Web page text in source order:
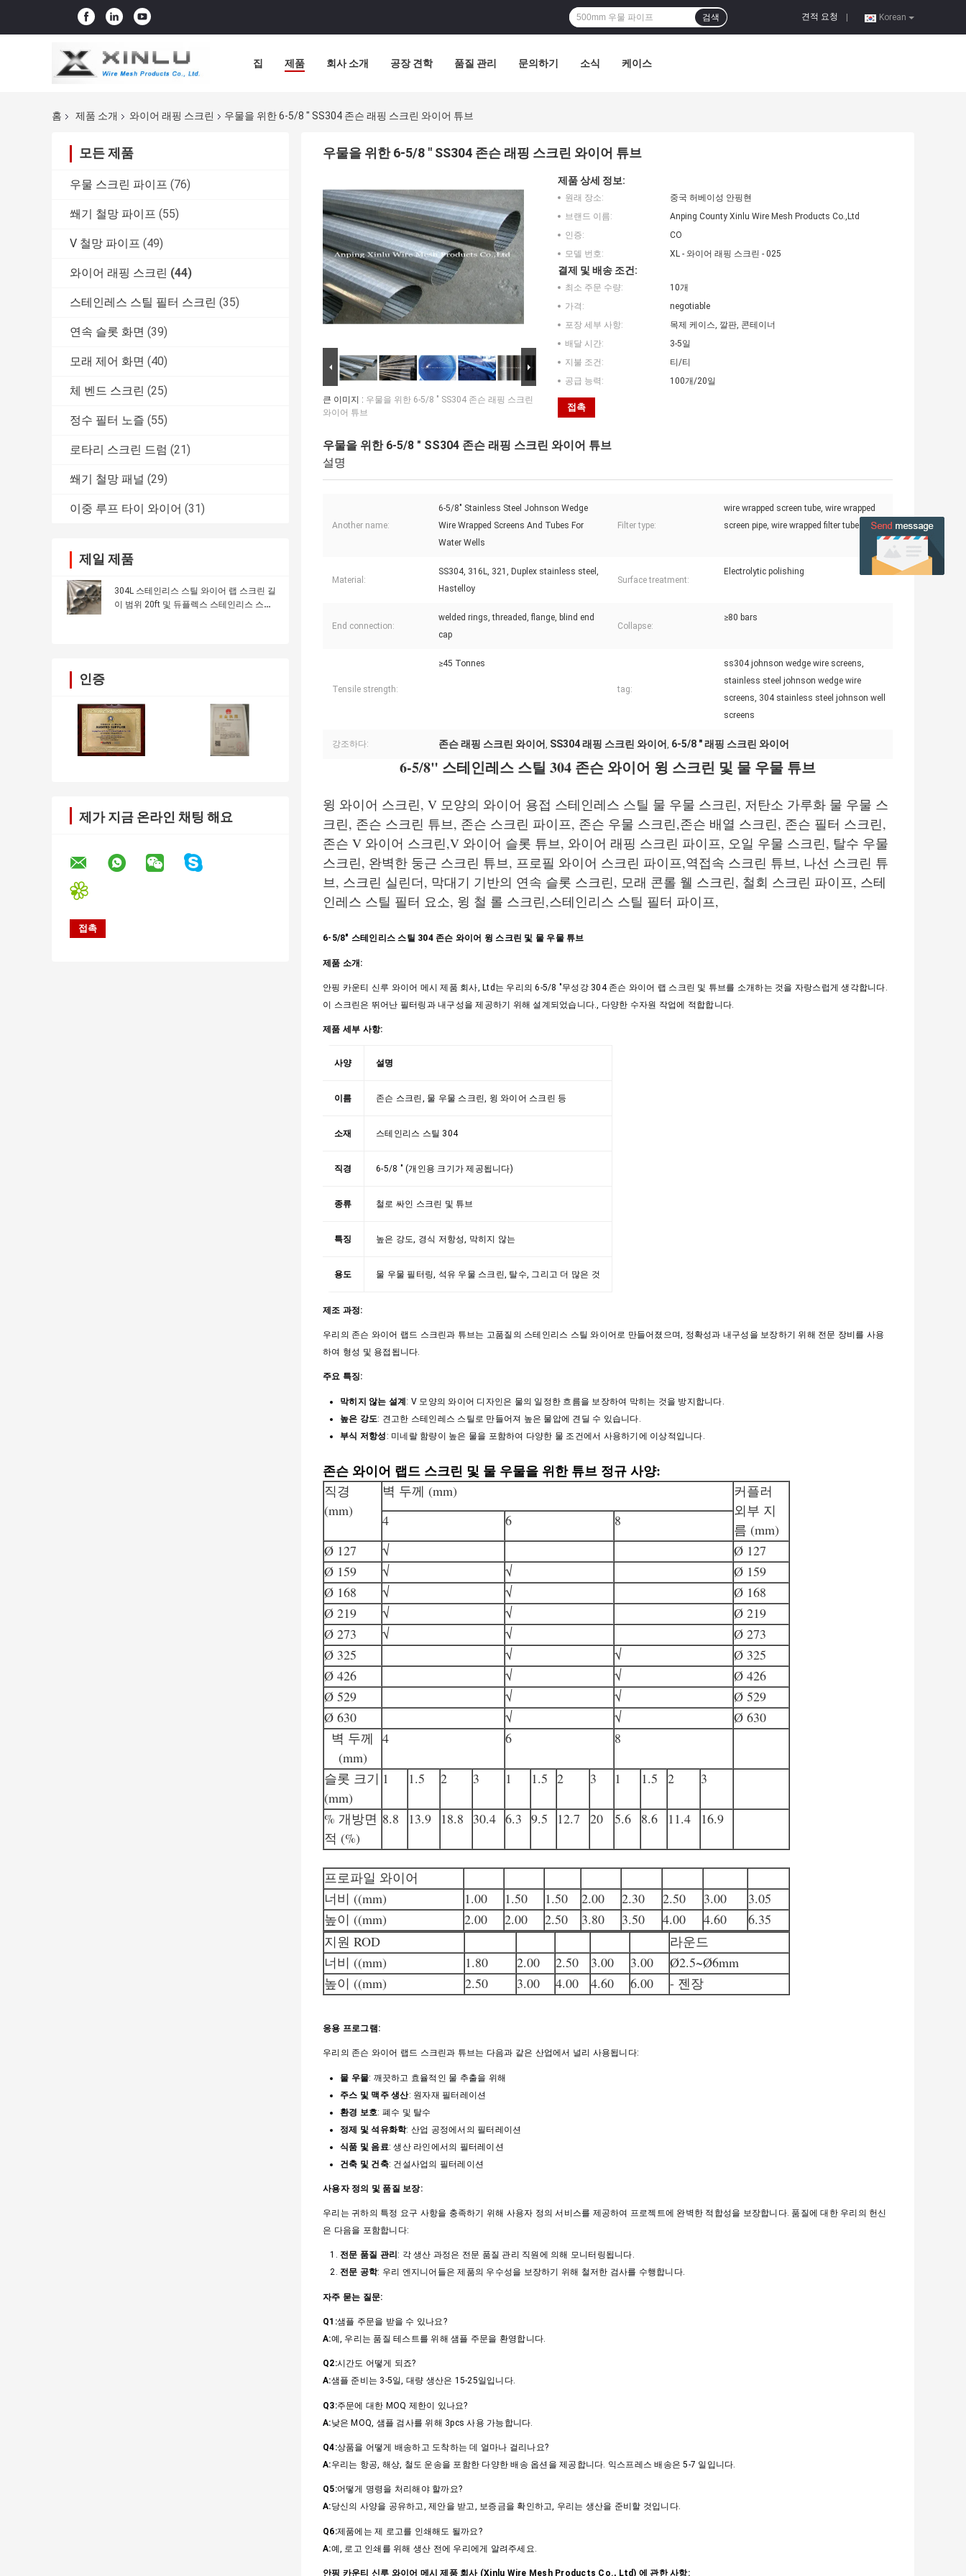
Korean
견적 요청
검색
집 제품 회사 소개 공장 견학 품질 관리 문의하기 소식 케이스
홈 제품 소개 와이어 래핑 스크린 우물을 위한 6-5/8 " SS304 존슨 래핑 스크린 와이어 튜브
모든 제품
우물 스크린 파이프 (76)
쐐기 철망 파이프 (55)
V 철망 파이프 (49)
와이어 래핑 스크린 (44)
스테인레스 스틸 필터 스크린 (35)
연속 슬롯 화면 (39)
모래 제어 화면 (40)
체 벤드 스크린 (25)
정수 필터 노즐 (55)
로타리 스크린 드럼 (21)
쐐기 철망 패널 (29)
이중 루프 타이 와이어 (31)
제일 제품
304L 스테인리스 스틸 와이어 랩 스크린 길
이 범위 20ft 및 듀플렉스 스테인리스 스틸
인증
제가 지금 온라인 채팅 해요
우물을 위한 6-5/8 " SS304 존슨 래핑 스크린 와이어 튜브
큰 이미지 : 우물을 위한 6-5/8 " SS304 존슨 래핑 스크린
와이어 튜브
제품 상세 정보:
원래 장소:
중국 허베이성 안핑현
브랜드 이름:
Anping County Xinlu Wire Mesh Products Co.,Ltd
인증:
CO
모델 번호:
XL - 와이어 래핑 스크린 - 025
결제 및 배송 조건:
최소 주문 수량:
10개
가격:
negotiable
포장 세부 사항:
목제 케이스, 깔판, 콘테이너
배달 시간:
3-5일
지불 조건:
티/티
공급 능력:
100개/20일
접촉
우물을 위한 6-5/8 " SS304 존슨 래핑 스크린 와이어 튜브
설명
Another name:
6-5/8" Stainless Steel Johnson Wedge
Wire Wrapped Screens And Tubes For
Water Wells
Filter type:
wire wrapped screen tube, wire wrapped
screen pipe, wire wrapped filter tube
Material:
SS304, 316L, 321, Duplex stainless steel,
Hastelloy
Surface treatment:
Electrolytic polishing
End connection:
welded rings, threaded, flange, blind end
cap
Collapse:
≥80 bars
Tensile strength:
≥45 Tonnes
tag:
ss304 johnson wedge wire screens,
stainless steel johnson wedge wire
screens, 304 stainless steel johnson well
screens
강조하다: 존슨 래핑 스크린 와이어 , SS304 래핑 스크린 와이어 , 6-5/8 " 래핑 스크린 와이어
6-5/8" 스테인레스 스틸 304 존슨 와이어 윙 스크린 및 물 우물 튜브
윙 와이어 스크린, V 모양의 와이어 용접 스테인레스 스틸 물 우물 스크린, 저탄소 가루화 물 우물 스
크린, 존슨 스크린 튜브, 존슨 스크린 파이프, 존슨 우물 스크린,존슨 배열 스크린, 존슨 필터 스크린,
존슨 V 와이어 스크린,V 와이어 슬롯 튜브, 와이어 래핑 스크린 파이프, 오일 우물 스크린, 탈수 우물
스크린, 완벽한 둥근 스크린 튜브, 프로필 와이어 스크린 파이프,역접속 스크린 튜브, 나선 스크린 튜
브, 스크린 실린더, 막대기 기반의 연속 슬롯 스크린, 모래 콘롤 웰 스크린, 철회 스크린 파이프, 스테
인레스 스틸 필터 요소, 윙 철 롤 스크린,스테인리스 스틸 필터 파이프,
6-5/8" 스테인리스 스틸 304 존슨 와이어 윙 스크린 및 물 우물 튜브
제품 소개:
안핑 카운티 신루 와이어 메시 제품 회사, Ltd는 우리의 6-5/8 "무성강 304 존슨 와이어 랩 스크린 및 튜브를 소개하는 것을 자랑스럽게 생각합니다.
이 스크린은 뛰어난 필터링과 내구성을 제공하기 위해 설계되었습니다., 다양한 수자원 작업에 적합합니다.
제품 세부 사항:
사양 설명
이름 존슨 스크린, 물 우물 스크린, 윙 와이어 스크린 등
소재 스테인리스 스틸 304
직경 6-5/8 " (개인용 크기가 제공됩니다)
종류 철로 싸인 스크린 및 튜브
특징 높은 강도, 경식 저항성, 막히지 않는
용도 물 우물 필터링, 석유 우물 스크린, 탈수, 그리고 더 많은 것
제조 과정:
우리의 존슨 와이어 랩드 스크린과 튜브는 고품질의 스테인리스 스틸 와이어로 만들어졌으며, 정확성과 내구성을 보장하기 위해 전문 장비를 사용
하여 형성 및 용접됩니다.
주요 특징:
막히지 않는 설계: V 모양의 와이어 디자인은 물의 일정한 흐름을 보장하여 막히는 것을 방지합니다.
높은 강도: 견고한 스테인레스 스틸로 만들어져 높은 물압에 견딜 수 있습니다.
부식 저항성 : 미네랄 함량이 높은 물을 포함하여 다양한 물 조건에서 사용하기에 이상적입니다.
존슨 와이어 랩드 스크린 및 물 우물을 위한 튜브 정규 사양:
직경
(mm)
벽 두께 (mm)
커플러
외부 지
름 (mm)
4 6
8
Ø 127
√
Ø 127
Ø 159
√ √
Ø 159
Ø 168
√ √
Ø 168
Ø 219
√ √
Ø 219
Ø 273
√ √
Ø 273
Ø 325
√ √
Ø 325
Ø 426
√ √
Ø 426
Ø 529
√ √
Ø 529
Ø 630
√ √
Ø 630
벽 두께
(mm)
4 6 8
슬롯 크기
(mm)
1 1.5 2 3 1 1.5 2 3 1 1.5 2 3
% 개방면
적 (%)
8.8 13.9 18.8 30.4 6.3 9.5 12.7 20 5.6 8.6 11.4 16.9
프로파일 와이어
너비 ((mm)
1.00 1.50 1.50 2.00 2.30 2.50 3.00
3.05
높이 ((mm)
2.00 2.00 2.50 3.80 3.50 4.00 4.60
6.35
지원 ROD
라운드
너비 ((mm)
1.80 2.00 2.50 3.00 3.00
Ø2.5~Ø6mm
높이 ((mm)
2.50 3.00 4.00 4.60 6.00 - 젠장
응용 프로그램:
우리의 존슨 와이어 랩드 스크린과 튜브는 다음과 같은 산업에서 널리 사용됩니다:
물 우물: 깨끗하고 효율적인 물 추출을 위해
주스 및 맥주 생산: 원자재 필터레이션
환경 보호: 폐수 및 탈수
정제 및 석유화학: 산업 공정에서의 필터레이션
식품 및 음료: 생산 라인에서의 필터레이션
건축 및 건축: 건설사업의 필터레이션
사용자 정의 및 품질 보장:
우리는 귀하의 특정 요구 사항을 충족하기 위해 사용자 정의 서비스를 제공하여 프로젝트에 완벽한 적합성을 보장합니다. 품질에 대한 우리의 헌신
은 다음을 포함합니다:
전문 품질 관리 : 각 생산 과정은 전문 품질 관리 직원에 의해 모니터링됩니다.
전문 공학: 우리 엔지니어들은 제품의 우수성을 보장하기 위해 철저한 검사를 수행합니다.
자주 묻는 질문:
Q1:샘플 주문을 받을 수 있나요?
A:예, 우리는 품질 테스트를 위해 샘플 주문을 환영합니다.
Q2:시간도 어떻게 되죠?
A:샘플 준비는 3-5일, 대량 생산은 15-25일입니다.
Q3:주문에 대한 MOQ 제한이 있나요?
A:낮은 MOQ, 샘플 검사를 위해 3pcs 사용 가능합니다.
Q4:상품을 어떻게 배송하고 도착하는 데 얼마나 걸리나요?
A:우리는 항공, 해상, 철도 운송을 포함한 다양한 배송 옵션을 제공합니다. 익스프레스 배송은 5-7 일입니다.
Q5:어떻게 명령을 처리해야 할까요?
A:당신의 사양을 공유하고, 제안을 받고, 보증금을 확인하고, 우리는 생산을 준비할 것입니다.
Q6:제품에는 제 로고를 인쇄해도 될까요?
A:예, 로고 인쇄를 위해 생산 전에 우리에게 알려주세요.
안핑 카운티 신루 와이어 메시 제품 회사 (Xinlu Wire Mesh Products Co., Ltd) 에 관한 사항: